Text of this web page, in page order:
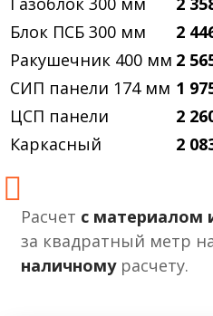
Блок ПСБ 300 мм
2
Ракушечник 400 мм 2
СИП панели 174 мм 1
ЦСП панели
2
Каркасный
2
Расчет с материалом
за квадратный метр
наличномурасчету.